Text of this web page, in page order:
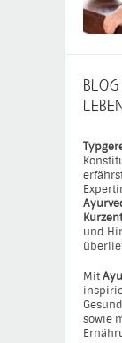
und
Mit
sowie